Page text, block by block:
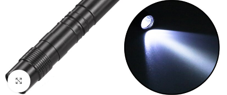
Click to enlarge